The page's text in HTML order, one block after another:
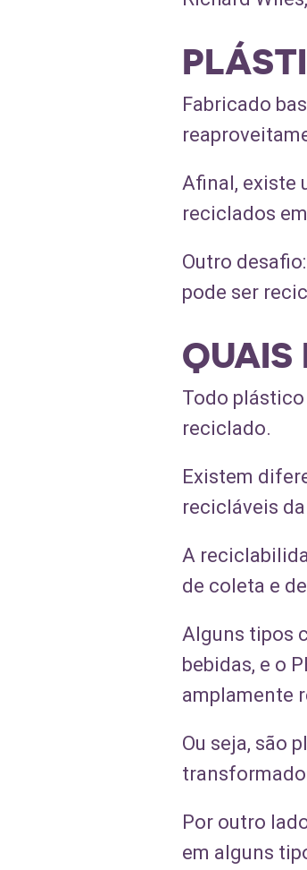
Fabricado
Afinal, existe
reciclados
Outro
pode ser
QUAIS
Todo
reciclado.
Existem
recicláveis
A
de coleta e
Alguns tipos
bebidas, e o
amplamente
Ou seja, são
Por outro
em alguns